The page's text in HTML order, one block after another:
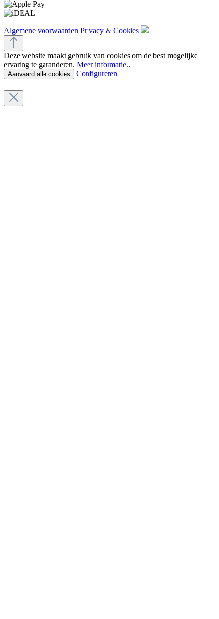
Algemene voorwaarden Privacy & Cookies
Deze website maakt gebruik van cookies om de best mogelijke
ervaring te garanderen. Meer informatie...
Aanvaard alle cookies Configureren